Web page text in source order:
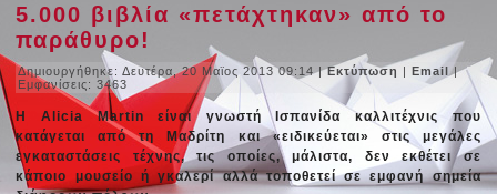
5.000 βιβλία «πετάχτηκαν» από το
παράθυρο!
Δημιουργήθηκε: Δευτέρα, 20 Μαϊος 2013 09:14|Εκτύπωση |Email|
Εμφανίσεις: 3463
Η Alicia Martin είναι γνωστή Ισπανίδα καλλιτέχνις που
κατάγεται από τη Μαδρίτη και «ειδικεύεται» στις μεγάλες
εγκαταστάσεις τέχνης, τις οποίες, μάλιστα, δεν εκθέτει σε
κάποιο μουσείο ή γκαλερί αλλά τοποθετεί σε εμφανή σημεία